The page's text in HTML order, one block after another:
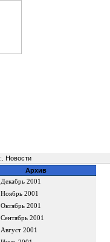
:. Новости
Архив
Декабрь 2001
Ноябрь 2001
Октябрь 2001
Сентябрь 2001
Август 2001